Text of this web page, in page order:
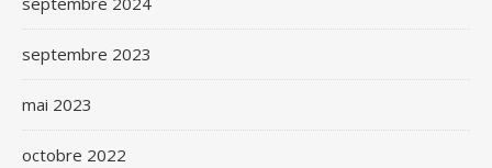
septembre 2023
mai 2023
octobre 2022